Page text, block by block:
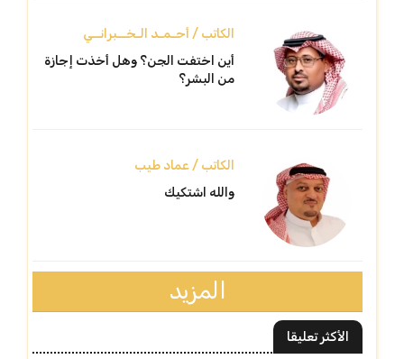
الكاتب / أحـمـد الـخــبرانــي
أين اختفت الجن؟ وهل أخذت إجازة
من البشر؟
الكاتب / عماد طيب
والله اشتكيك
المزيد
الأكثر تعليقا